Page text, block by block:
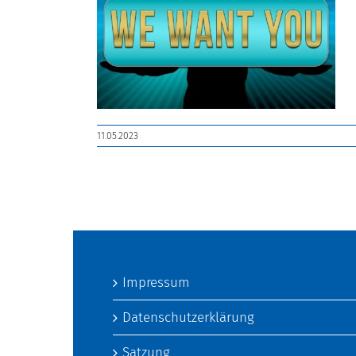
11.05.2023
Impressum
Datenschutzerklärung
Satzung